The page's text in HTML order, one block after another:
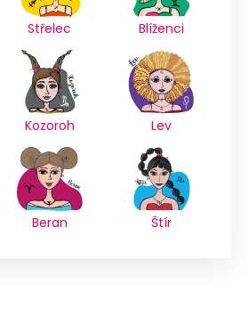
Střelec Blíženci
Kozoroh Lev
Beran Štír